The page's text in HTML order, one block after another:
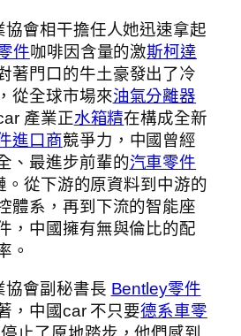
協會相干擔任人她迅速拿起
件咖啡因含量的激斯柯達
著門口的牛土豪發出了冷
從全球市場來油氣分離器
產業正水箱精在構成全新
進口商競爭力，中國曾經
、最進步前輩的汽車零件
。從下游的原資料到中游的
體系，再到下流的智能座
，中國擁有無與倫比的配
。
協會副秘書長 Bentley零件
，中國car 不只要德系車零